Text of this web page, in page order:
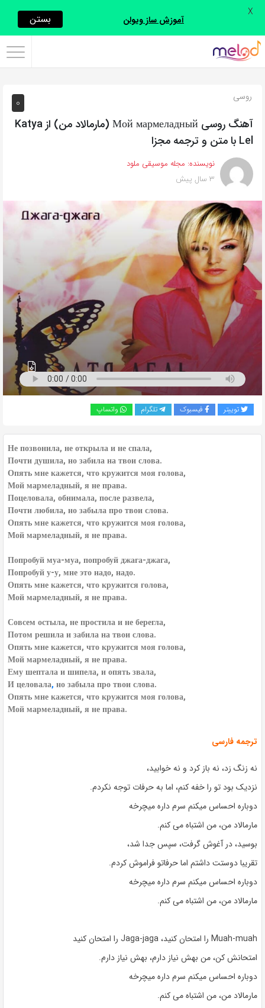
اشتراک
با
از
روش‌های
زیر
این
صفحه
را
با
دوستان
خود
به
اشتراک
بگذارید.
0 روسی
آهنگ روسی Мой мармеладный (مارمالاد من) از Katya
Lel با متن و ترجمه مجزا
نویسنده: مجله موسیقی ملود
3 سال پیش
توییتر فیسبوک تلگرام واتساپ
Не позвонила, не открыла и не спала,
Почти душила, но забила на твои слова.
Опять мне кажется, что кружится моя голова,
Мой мармеладный, я не права.
Поцеловала, обнимала, после развела,
Почти любила, но забыла про твои слова.
Опять мне кажется, что кружится моя голова,
Мой мармеладный, я не права.
Попробуй муа-муа, попробуй джага-джага,
Попробуй у-у, мне это надо, надо.
Опять мне кажется, что кружится голова,
Мой мармеладный, я не права.
Совсем остыла, не простила и не берегла,
Потом решила и забила на твои слова.
Опять мне кажется, что кружится моя голова,
Мой мармеладный, я не права.
Ему шептала и шипела, и опять звала,
И целовала, но забыла про твои слова.
Опять мне кажется, что кружится моя голова,
Мой мармеладный, я не права.
ترجمه فارسی
نه زنگ زد، نه باز کرد و نه خوابید،
نزدیک بود تو را خفه کنم، اما به حرفات توجه نکردم.
دوباره احساس میکنم سرم داره میچرخه
مارمالاد من، من اشتباه می کنم.
بوسید، در آغوش گرفت، سپس جدا شد،
تقریبا دوستت داشتم اما حرفاتو فراموش کردم.
دوباره احساس میکنم سرم داره میچرخه
مارمالاد من، من اشتباه می کنم.
Muah-muah را امتحان کنید، Jaga-jaga را امتحان کنید
امتحانش کن، من بهش نیاز دارم، بهش نیاز دارم.
دوباره احساس میکنم سرم داره میچرخه
مارمالاد من، من اشتباه می کنم.
آموزش ساز ویولن بستن X